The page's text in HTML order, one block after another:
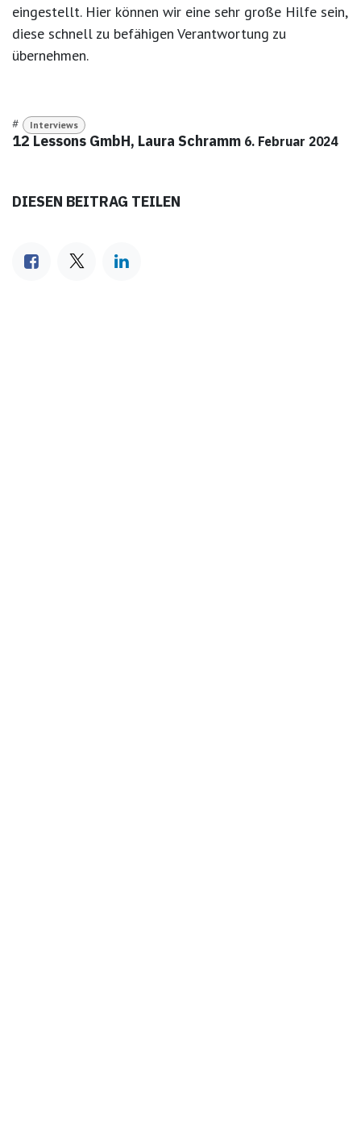
eingestellt. Hier können wir eine sehr große Hilfe sein,
diese schnell zu befähigen Verantwortung zu
übernehmen.
# Interviews
12 Lessons GmbH, Laura Schramm 6. Februar 2024
DIESEN BEITRAG TEILEN